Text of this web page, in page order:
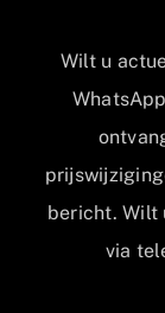
Wilt u
bericht. Wilt
via